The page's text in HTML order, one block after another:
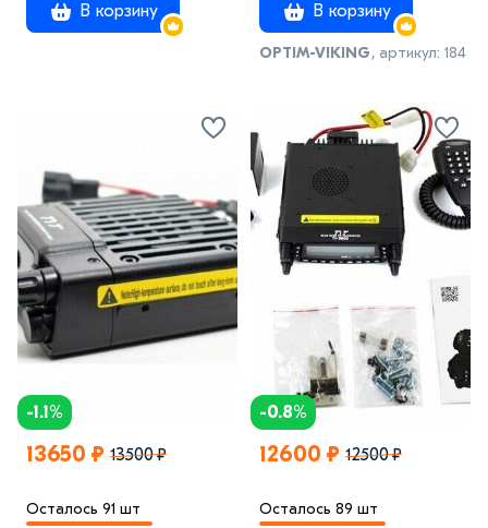
В корзину В корзину
OPTIM-VIKING, артикул: 184
-1.1%
13650 ₽ 13500 ₽
Осталось 91 шт
-0.8%
12600 ₽ 12500 ₽
Осталось 89 шт